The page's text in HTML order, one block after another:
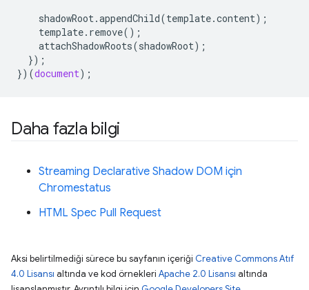
shadowRoot.appendChild(template.content);
template. remove();
attachShadowRoots(shadowRoot);
});
})(document);
Daha fazla bilgi
Streaming Declarative Shadow DOM için
Chromestatus
HTML Spec Pull Request
Aksi belirtilmediği sürece bu sayfanın içeriği Creative Commons Atıf
4.0 Lisansı altında ve kod örnekleri Apache 2.0 Lisansı altında